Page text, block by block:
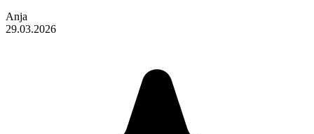
Anja
29.03.2026